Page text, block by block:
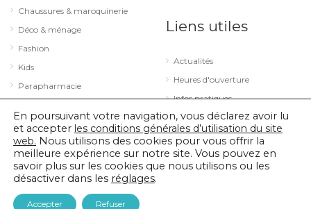
Chaussures & maroquinerie
Déco & ménage
Fashion
Kids
Parapharmacie
Sport & loisirs
Technologie & optique
Liens utiles
Actualités
Heures d'ouverture
Infos pratiques
© 2026 City Concorde |Mentions légales
En poursuivant votre navigation, vous déclarez avoir lu
et accepter les conditions générales d’utilisation du site
web. Nous utilisons des cookies pour vous offrir la
meilleure expérience sur notre site. Vous pouvez en
savoir plus sur les cookies que nous utilisons ou les
désactiver dans les réglages.
Accepter Refuser